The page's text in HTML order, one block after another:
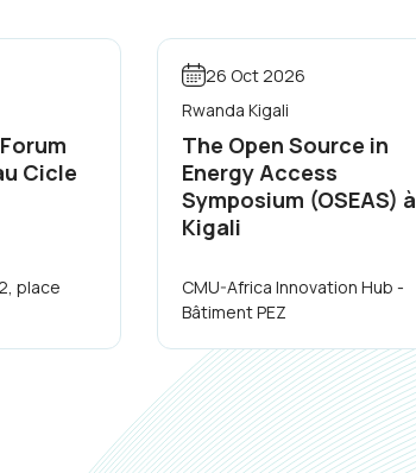
Cicle
place
26 Oct 2026
Rwanda Kigali
The Open Source in
Energy Access
Symposium (OSEAS) à
Kigali
CMU-Africa Innovation Hub -
Bâtiment PEZ